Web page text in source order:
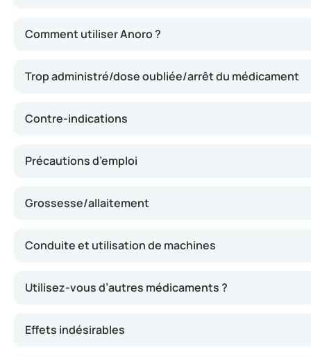
Comment utiliser Anoro ?
Trop administré/dose oubliée/arrêt du médicament
Contre-indications
Précautions d’emploi
Grossesse/allaitement
Conduite et utilisation de machines
Utilisez-vous d’autres médicaments ?
Effets indésirables